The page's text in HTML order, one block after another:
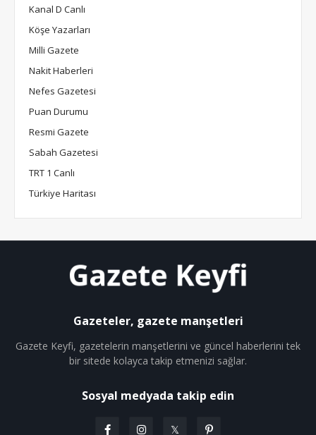
Kanal D Canlı
Köşe Yazarları
Milli Gazete
Nakit Haberleri
Nefes Gazetesi
Puan Durumu
Resmi Gazete
Sabah Gazetesi
TRT 1 Canlı
Türkiye Haritası
Gazeteler, gazete manşetleri
Gazete Keyfi, gazetelerin manşetlerini ve güncel haberlerini tek
bir sitede kolayca takip etmenizi sağlar.
Sosyal medyada takip edin